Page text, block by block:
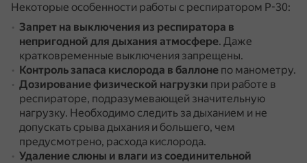
Некоторые особенности работы с респиратором Р-30:
Запрет на выключения из респиратора в
непригодной для дыхания атмосфере. Даже
кратковременные выключения запрещены.
Контроль запаса кислорода в баллоне по манометру.
Дозирование физической нагрузки при работе в
респираторе, подразумевающей значительную
нагрузку. Необходимо следить за дыханием и не
допускать срыва дыхания и большего, чем
предусмотрено, расхода кислорода.
Удаление слюны и влаги из соединительной